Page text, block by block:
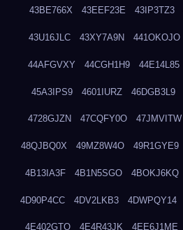
43BE766X 43EEF23E 43IP3TZ3
43U16JLC 43XY7A9N 441OKOJO
44AFGVXY 44CGH1H9 44E14L85
45A3IPS9 4601IURZ 46DGB3L9
4728GJZN 47CQFY0O 47JMVITW
48QJBQ0X 49MZ8W4O 49R1GYE9
4B13IA3F 4B1N5SGO 4BOKJ6KQ
4D90P4CC 4DV2LKB3 4DWPQY14
4E402GTO 4E4R43JK 4EE6J1ME